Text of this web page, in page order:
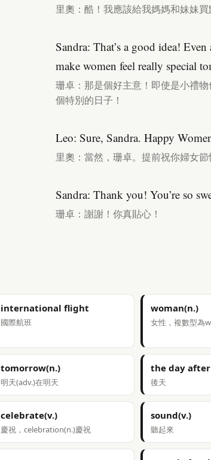
里奧：酷！我應該給我媽媽和妹妹買
Sandra: That’s a good idea!
make women feel really special
珊卓：那是個好主意！即使是小禮
個特別的日子！
Leo: Sure, Sandra. Happy
里奧：當然，珊卓。提前祝你婦女節
Sandra: Thank you! You’re so
珊卓：謝謝！你真貼心！
international flight
國際航班
woman(n.)
女性，複數型為
tomorrow(n.)
明天(adv.)在明天
the day
後天
celebrate(v.)
慶祝，celebration(n.)慶祝
sound(v.)
聽起來